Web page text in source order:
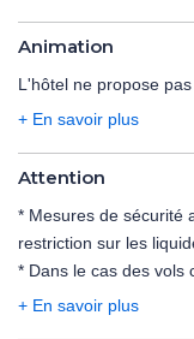
- Blanchisserie
- Centre d'affaires
mis à disposition.
Animation
L'hôtel ne propose pas
+ En savoir plus
Attention
* Mesures de sécurité
restriction sur les
* Dans le cas des vols
déterminés dans les
+ En savoir plus